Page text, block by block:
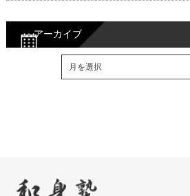
アーカイブ